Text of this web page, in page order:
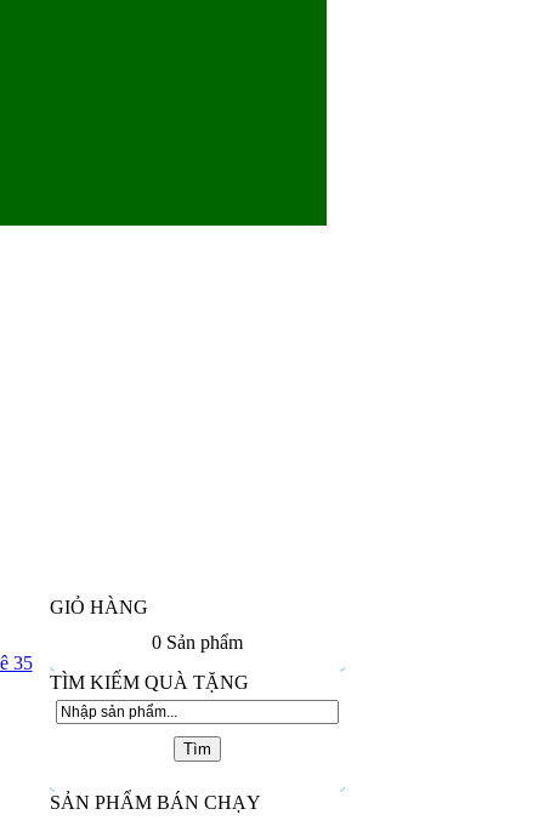
35
GIỎ HÀNG
0Sản phẩm
TÌM KIẾM QUÀ TẶNG
SẢN PHẨM BÁN CHẠY